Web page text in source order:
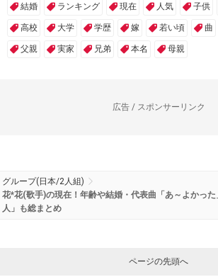
結婚 ランキング 現在 人気 子供
高校 大学 学歴 嫁 若い頃 曲
父親 実家 兄弟 本名 母親
広告 / スポンサーリンク
グループ(日本/2人組)
花*花(歌手)の現在！年齢や結婚・代表曲「あ～よかっ
人」も総まとめ
ページの先頭へ